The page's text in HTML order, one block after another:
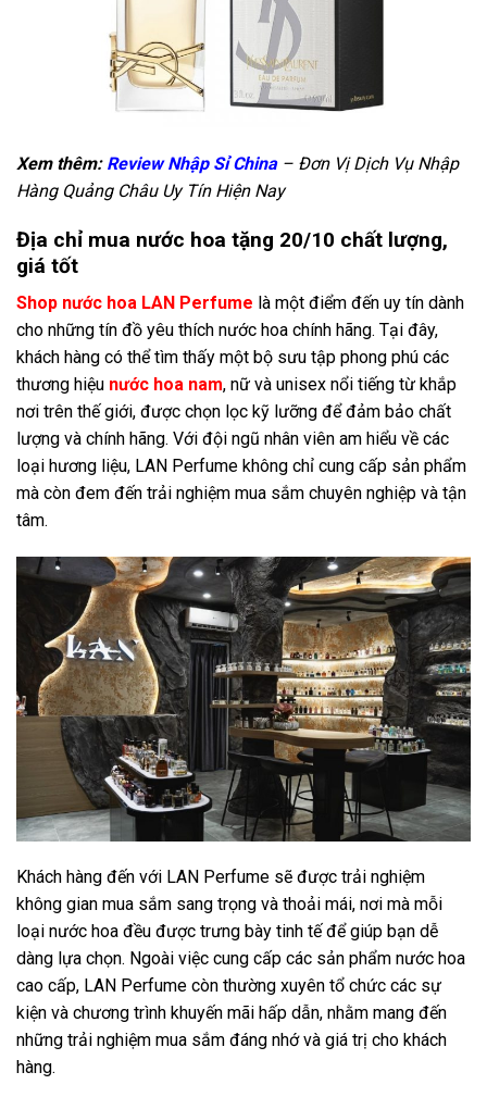
Xem thêm: Review Nhập Sỉ China – Đơn Vị Dịch Vụ Nhập
Hàng Quảng Châu Uy Tín Hiện Nay
Địa chỉ mua nước hoa tặng 20/10 chất lượng,
giá tốt
Shop nước hoa LAN Perfume là một điểm đến uy tín dành
cho những tín đồ yêu thích nước hoa chính hãng. Tại đây,
khách hàng có thể tìm thấy một bộ sưu tập phong phú các
thương hiệu nước hoa nam, nữ và unisex nổi tiếng từ khắp
nơi trên thế giới, được chọn lọc kỹ lưỡng để đảm bảo chất
lượng và chính hãng. Với đội ngũ nhân viên am hiểu về các
loại hương liệu, LAN Perfume không chỉ cung cấp sản phẩm
mà còn đem đến trải nghiệm mua sắm chuyên nghiệp và tận
tâm.
Khách hàng đến với LAN Perfume sẽ được trải nghiệm
không gian mua sắm sang trọng và thoải mái, nơi mà mỗi
loại nước hoa đều được trưng bày tinh tế để giúp bạn dễ
dàng lựa chọn. Ngoài việc cung cấp các sản phẩm nước hoa
cao cấp, LAN Perfume còn thường xuyên tổ chức các sự
kiện và chương trình khuyến mãi hấp dẫn, nhằm mang đến
những trải nghiệm mua sắm đáng nhớ và giá trị cho khách
hàng.